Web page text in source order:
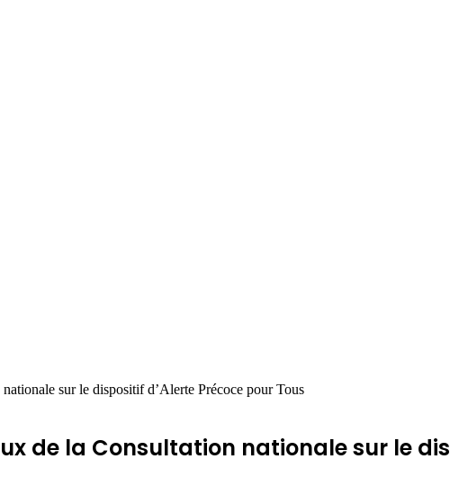
sur le dispositif d’Alerte Précoce pour Tous
de la Consultation nationale sur le